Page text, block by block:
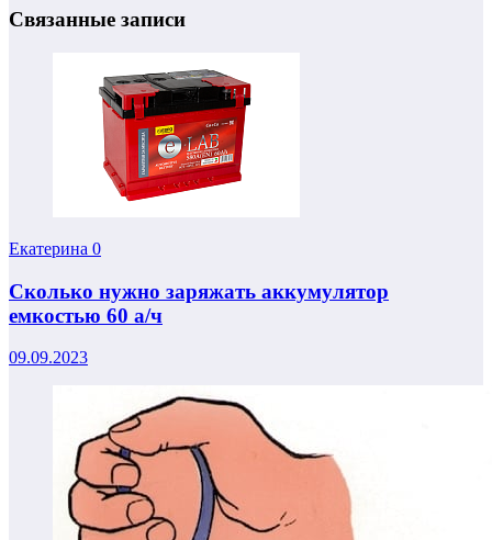
Связанные записи
Екатерина 0
Сколько нужно заряжать аккумулятор
емкостью 60 а/ч
09.09.2023